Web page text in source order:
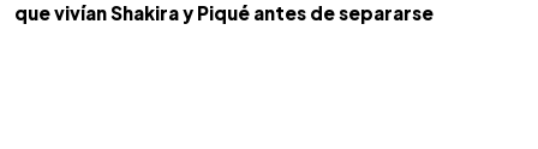
que vivían Shakira y Piqué antes de separarse